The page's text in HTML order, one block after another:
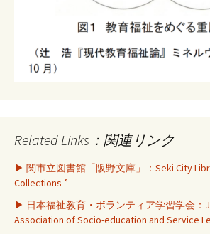
Related Links：関連リンク
▶ 関市立図書館「阪野文庫」：Seki City
Collections ”
▶ 日本福祉教育・ボランティア学習学会：
Association of Socio-education and Service